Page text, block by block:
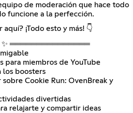
de moderación que hace todo
funcione a la perfección.
¡Todo esto y más! 👇
═══════════════
para miembros de YouTube
los boosters
sobre Cookie Run: OvenBreak y
divertidas
relajarte y compartir ideas